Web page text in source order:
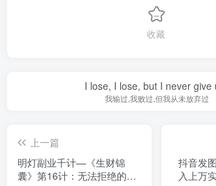
收藏
I lose, I lose, but I never give
我输过,我败过,但我从未放弃过
上一篇
明灯副业千计—《生财锦
囊》第16计：无法拒绝的暴
抖音发
入上万